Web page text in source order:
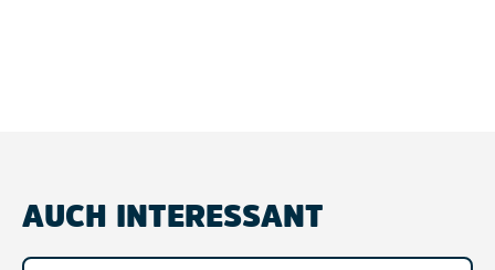
AUCH INTERESSANT